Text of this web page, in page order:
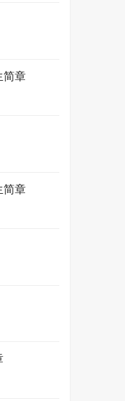
简章
简章